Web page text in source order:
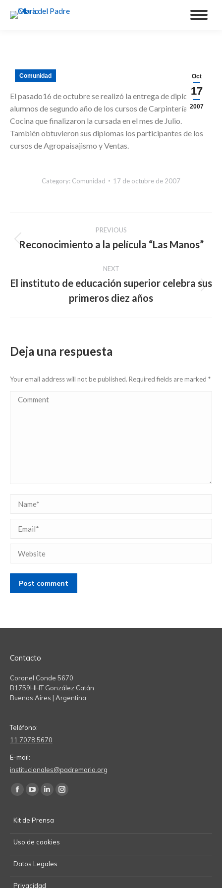
Oct
17
2007
Comunidad
El pasado16 de octubre se realizó la entrega de diplomas a
alumnos de segundo año de los cursos de Carpintería y
Cocina que finalizaron la cursada en el mes de Julio.
También obtuvieron sus diplomas los participantes de los
cursos de Agropaisajismo y Ventas.
Category: Comunidad 17 de octubre de 2007
navigation
PREVIOUS
Previous
Reconocimiento a la película “Las Manos”
NEXT
Next
post:
El instituto de educación superior celebra sus
primeros diez años
Deja una respuesta
Your email address will not be published. Required fields are marked *
Comment
Name *
Email *
Website
Post comment
Contacto
Coronel Conde 5670
B1759HHT González Catán
Buenos Aires | Argentina
Teléfono:
11 7078 5670
E-mail:
institucionales@padremario.org
Find us on:
Facebook
opens
in
new
window
opens
in
new
window
Linkedin
opens
in
new
window
Instagram
in
Kit de Prensa
Uso de cookies
Datos Legales
Privacidad